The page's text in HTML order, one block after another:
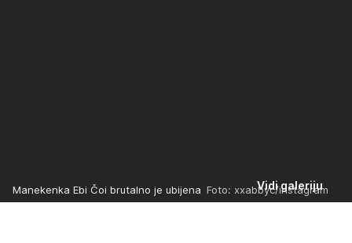
Vidi galeriju
Manekenka Ebi Čoi brutalno je ubijena Foto: xxabbyc/instagram